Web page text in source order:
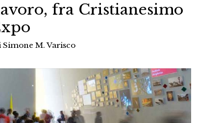
fra Cristianesimo
Simone M. Varisco